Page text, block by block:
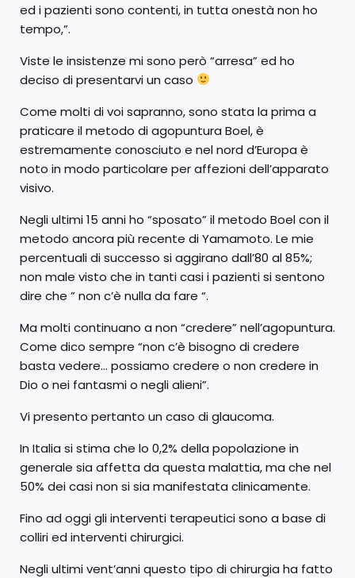
ed i pazienti sono contenti, in tutta onestà non ho
tempo,”.
Viste le insistenze mi sono però “arresa” ed ho
deciso di presentarvi un caso
Come molti di voi sapranno, sono stata la prima a
praticare il metodo di agopuntura Boel, è
estremamente conosciuto e nel nord d’Europa è
noto in modo particolare per affezioni dell’apparato
visivo.
Negli ultimi 15 anni ho “sposato” il metodo Boel con il
metodo ancora più recente di Yamamoto. Le mie
percentuali di successo si aggirano dall’80 al 85%;
non male visto che in tanti casi i pazienti si sentono
dire che ” non c’è nulla da fare “.
Ma molti continuano a non “credere” nell’agopuntura.
Come dico sempre “non c’è bisogno di credere
basta vedere… possiamo credere o non credere in
Dio o nei fantasmi o negli alieni”.
Vi presento pertanto un caso di glaucoma.
In Italia si stima che lo 0,2% della popolazione in
generale sia affetta da questa malattia, ma che nel
50% dei casi non si sia manifestata clinicamente.
Fino ad oggi gli interventi terapeutici sono a base di
colliri ed interventi chirurgici.
Negli ultimi vent’anni questo tipo di chirurgia ha fatto